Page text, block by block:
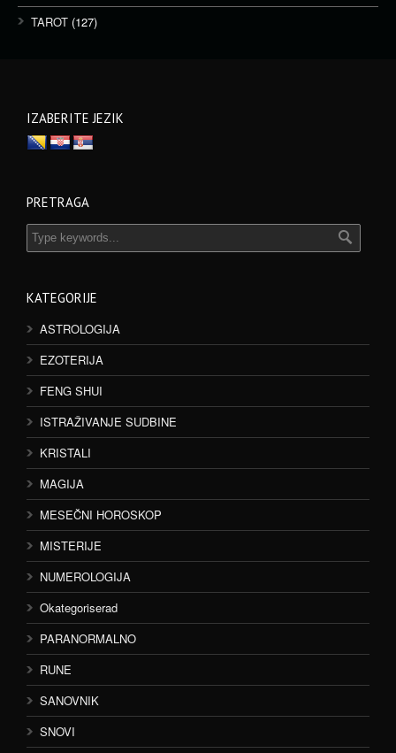
TAROT (127)
IZABERITE JEZIK
PRETRAGA
KATEGORIJE
ASTROLOGIJA
EZOTERIJA
FENG SHUI
ISTRAŽIVANJE SUDBINE
KRISTALI
MAGIJA
MESEČNI HOROSKOP
MISTERIJE
NUMEROLOGIJA
Okategoriserad
PARANORMALNO
RUNE
SANOVNIK
SNOVI